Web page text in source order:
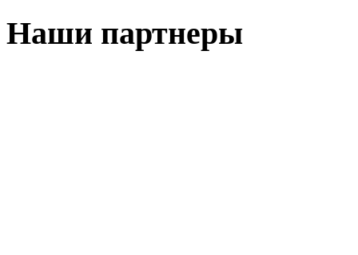
Наши партнеры